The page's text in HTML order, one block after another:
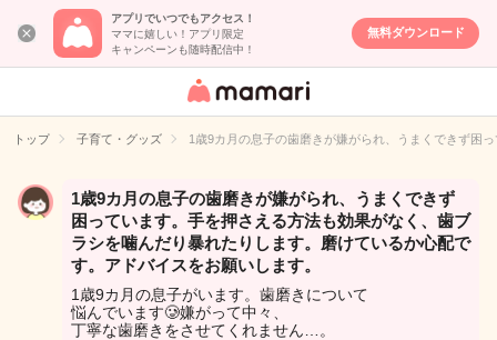
アプリでいつでもアクセス！
ママに嬉しい！アプリ限定
キャンペーンも随時配信中！
無料ダウンロード
女性専用匿名QA
イト
トップ 子育て・グッズ 1歳9カ月の息子の歯磨きが嫌がられ、うまくできず困
1歳9カ月の息子の歯磨きが嫌がられ、うまくできず
困っています。手を押さえる方法も効果がなく、歯ブ
ラシを噛んだり暴れたりします。磨けているか心配で
す。アドバイスをお願いします。
1歳9カ月の息子がいます。歯磨きについて
悩んでいます🥲嫌がって中々、
丁寧な歯磨きをさせてくれません…。